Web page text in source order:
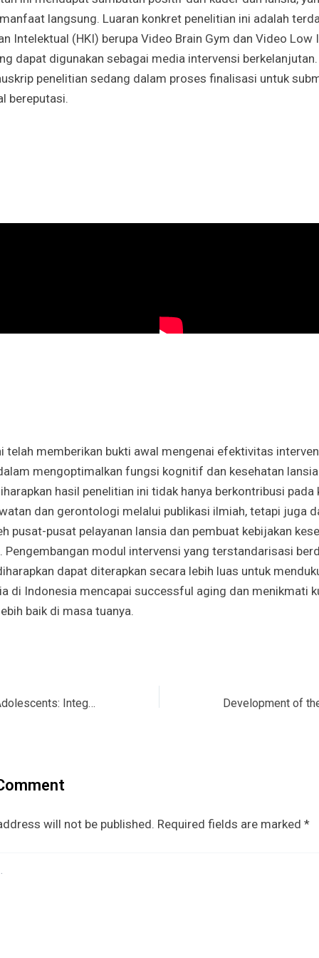
langsung. Luaran konkret penelitian ini adalah
Intelektual (HKI) berupa Video Brain Gym dan Video Low
dapat digunakan sebagai media intervensi
penelitian sedang dalam proses finalisasi untuk
bereputasi.
telah memberikan bukti awal mengenai efektivitas
mengoptimalkan fungsi kognitif dan kesehatan
hasil penelitian ini tidak hanya berkontribusi pada
dan gerontologi melalui publikasi ilmiah, tetapi juga
pusat-pusat pelayanan lansia dan pembuat kebijakan
Pengembangan modul intervensi yang terstandarisasi
dapat diterapkan secara lebih luas untuk
di Indonesia mencapai successful aging dan menikmati
baik di masa tuanya.
Mentally Healthy Adolescents: Integrating Hope, Self-Esteem, and Grit in Achieving Flourishing Based on Spirituality Among Adolescent Bullying Victims
will not be published. Required fields are marked *